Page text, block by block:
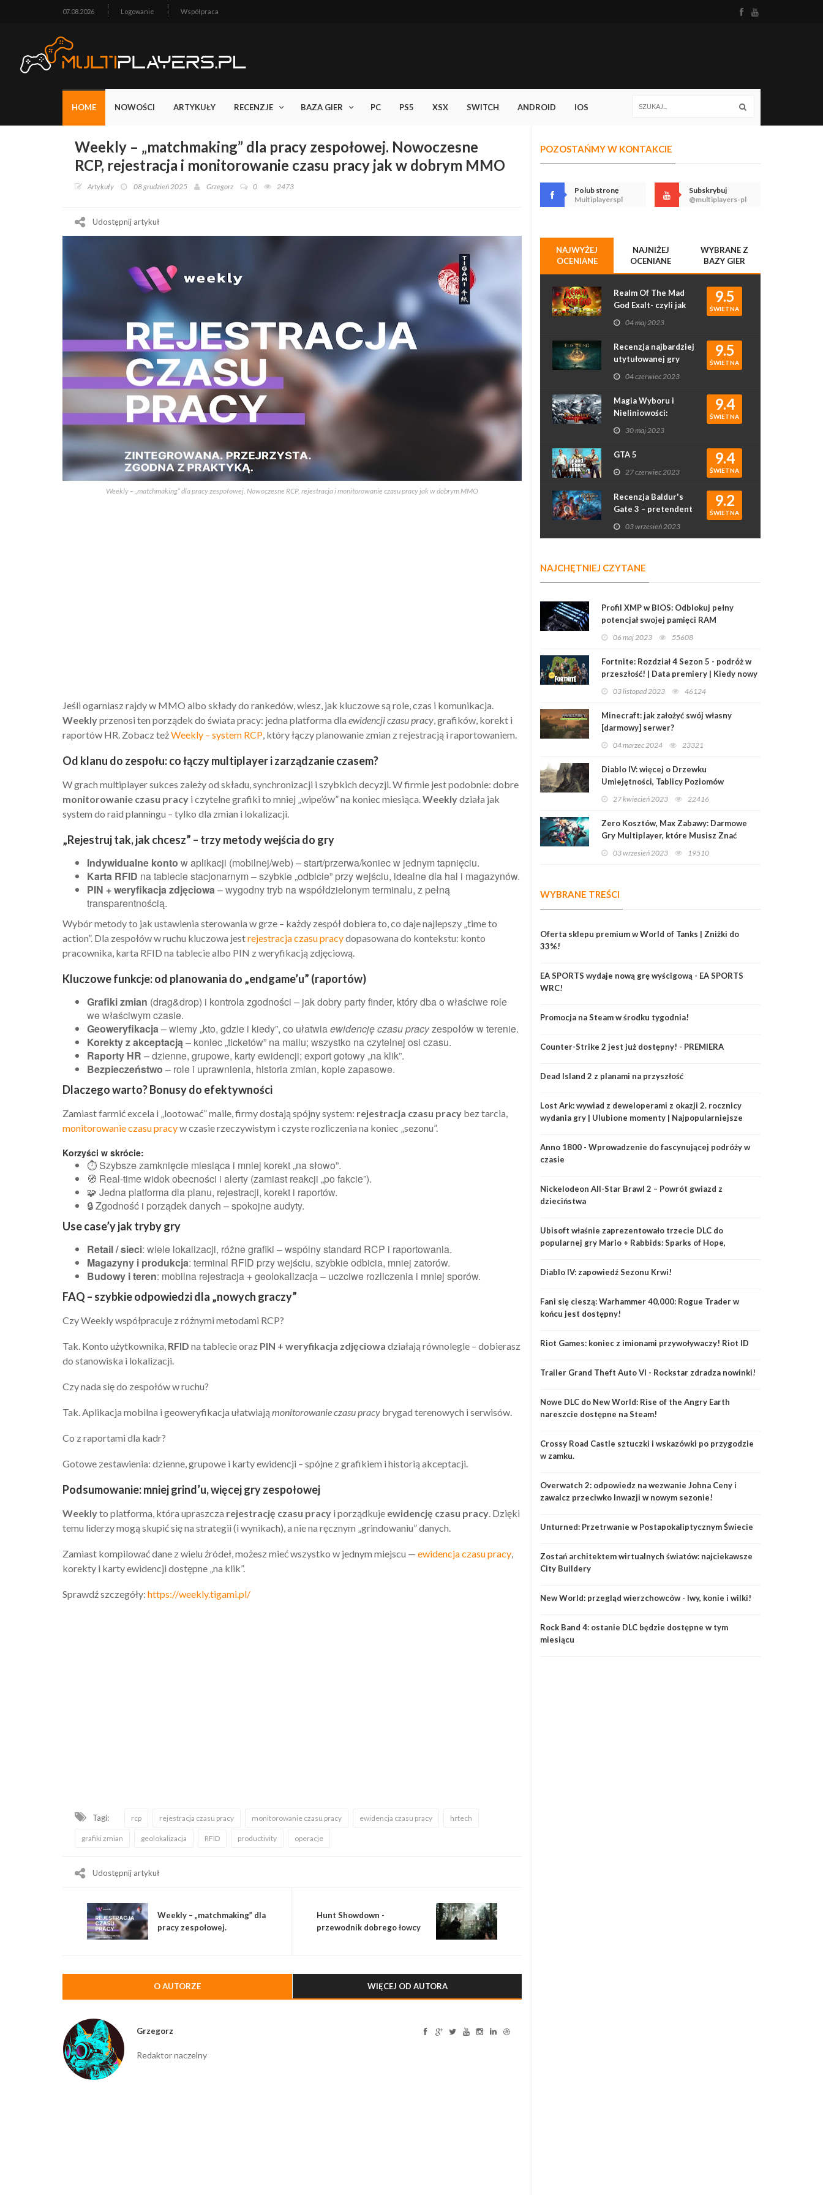
07.08.2026 Logowanie Współpraca
HOME NOWOŚCI ARTYKUŁY RECENZJE BAZA GIER PC PS5 XSX SWITCH ANDROID IOS
Weekly – „matchmaking” dla pracy zespołowej. Nowoczesne
RCP, rejestracja i monitorowanie czasu pracy jak w dobrym MMO
Artykuły 08 grudzień 2025 Grzegorz 0 2473
Udostępnij artykuł
Weekly – „matchmaking” dla pracy zespołowej. Nowoczesne RCP, rejestracja i monitorowanie czasu pracy jak w dobrym MMO
Jeśli ogarniasz rajdy w MMO albo składy do rankedów, wiesz, jak kluczowe są role, czas i komunikacja.
Weeklyprzenosi ten porządek do świata pracy: jedna platforma dla ewidencji czasu pracy , grafików, korekt i
raportów HR. Zobacz teżWeekly – system RCP , który łączy planowanie zmian z rejestracją i raportowaniem.
Od klanu do zespołu: co łączy multiplayer i zarządzanie czasem?
W grach multiplayer sukces zależy od składu, synchronizacji i szybkich decyzji. W firmie jest podobnie: dobre
monitorowanie czasu pracy i czytelne grafiki to mniej „wipe’ów” na koniec miesiąca. Weeklydziała jak
system do raid planningu – tylko dla zmian i lokalizacji.
„Rejestruj tak, jak chcesz” – trzy metody wejścia do gry
Indywidualne konto w aplikacji (mobilnej/web) – start/przerwa/koniec w jednym tapnięciu.
Karta RFID na tablecie stacjonarnym – szybkie „odbicie” przy wejściu, idealne dla hal i magazynów.
PIN + weryfikacja zdjęciowa – wygodny tryb na współdzielonym terminalu, z pełną
transparentnością.
Wybór metody to jak ustawienia sterowania w grze – każdy zespół dobiera to, co daje najlepszy „time to
action”. Dla zespołów w ruchu kluczowa jestrejestracja czasu pracydopasowana do kontekstu: konto
pracownika, karta RFID na tablecie albo PIN z weryfikacją zdjęciową.
Kluczowe funkcje: od planowania do „endgame’u” (raportów)
Grafiki zmian (drag&drop) i kontrola zgodności – jak dobry party finder, który dba o właściwe role
we właściwym czasie.
Geoweryfikacja – wiemy „kto, gdzie i kiedy”, co ułatwiaewidencję czasu pracyzespołów w terenie.
Korekty z akceptacją – koniec „ticketów” na mailu; wszystko na czytelnej osi czasu.
Raporty HR – dzienne, grupowe, karty ewidencji; export gotowy „na klik”.
Bezpieczeństwo – role i uprawnienia, historia zmian, kopie zapasowe.
Dlaczego warto? Bonusy do efektywności
Zamiast farmić excela i „lootować” maile, firmy dostają spójny system: rejestracja czasu pracy bez tarcia,
monitorowanie czasu pracyw czasie rzeczywistym i czyste rozliczenia na koniec „sezonu”.
Korzyści w skrócie:
⏱️ Szybsze zamknięcie miesiąca i mniej korekt „na słowo”.
🧭 Real-time widok obecności i alerty (zamiast reakcji „po fakcie”).
🧩 Jedna platforma dla planu, rejestracji, korekt i raportów.
🔒 Zgodność i porządek danych – spokojne audyty.
Use case’y jak tryby gry
Retail / sieci: wiele lokalizacji, różne grafiki – wspólny standard RCP i raportowania.
Magazyny i produkcja: terminal RFID przy wejściu, szybkie odbicia, mniej zatorów.
Budowy i teren: mobilna rejestracja + geolokalizacja – uczciwe rozliczenia i mniej sporów.
FAQ – szybkie odpowiedzi dla „nowych graczy”
Czy Weekly współpracuje z różnymi metodami RCP?
Tak. Konto użytkownika, RFID na tablecie oraz PIN + weryfikacja zdjęciowa działają równolegle – dobierasz
do stanowiska i lokalizacji.
Czy nada się do zespołów w ruchu?
Tak. Aplikacja mobilna i geoweryfikacja ułatwiają monitorowanie czasu pracy brygad terenowych i serwisów.
Co z raportami dla kadr?
Gotowe zestawienia: dzienne, grupowe i karty ewidencji – spójne z grafikiem i historią akceptacji.
Podsumowanie: mniej grind’u, więcej gry zespołowej
Weeklyto platforma, która upraszcza rejestrację czasu pracy i porządkuje ewidencję czasu pracy . Dzięki
temu liderzy mogą skupić się na strategii (i wynikach), a nie na ręcznym „grindowaniu” danych.
Zamiast kompilować dane z wielu źródeł, możesz mieć wszystko w jednym miejscu — ewidencja czasu pracy
korekty i karty ewidencji dostępne „na klik”.
Sprawdź szczegóły: https://weekly.tigami.pl/
Tagi: rcp rejestracja czasu pracy monitorowanie czasu pracy ewidencja czasu pracy hrtech
grafiki zmian geolokalizacja RFID productivity operacje
Udostępnij artykuł
Weekly – „matchmaking” dla
pracy zespołowej.
MMO
Hunt Showdown -
przewodnik dobrego łowcy
O AUTORZE WIĘCEJ OD AUTORA
Grzegorz
Redaktor naczelny
POZOSTAŃMY W KONTAKCIE
Polub stronę
Multiplayerspl
Subskrybuj
@multiplayers-pl
NAJWYŻEJ
OCENIANE
NAJNIŻEJ
OCENIANE
WYBRANE Z
BAZY GIER
9.5
ŚWIETNA
Realm Of The Mad
God Exalt- czyli jak
rougelike podbił
serca graczy
04 maj 2023
9.5
ŚWIETNA
Recenzja najbardziej
utytułowanej gry
2022 roku - Elden
Ring
04 czerwiec 2023
9.4
ŚWIETNA
Magia Wyboru i
Nieliniowości:
Recenzja Gry
Divinity: Original Sin
II
30 maj 2023
9.4
ŚWIETNA
GTA 5
27 czerwiec 2023
9.2
ŚWIETNA
Recenzja Baldur's
Gate 3 – pretendent
do gry roku?
03 wrzesień 2023
NAJCHĘTNIEJ CZYTANE
Profil XMP w BIOS: Odblokuj pełny
potencjał swojej pamięci RAM
06 maj 2023 55608
Fortnite: Rozdział 4 Sezon 5 - podróż w
przeszłość! | Data premiery | Kiedy nowy
03 listopad 2023 46124
Minecraft: jak założyć swój własny
[darmowy] serwer?
04 marzec 2024 23321
Diablo IV: więcej o Drzewku
Umiejętności, Tablicy Poziomów
Legendarnych
27 kwiecień 2023 22416
Zero Kosztów, Max Zabawy: Darmowe
Gry Multiplayer, które Musisz Znać
03 wrzesień 2023 19510
WYBRANE TREŚCI
Oferta sklepu premium w World of Tanks | Zniżki do
33%!
EA SPORTS wydaje nową grę wyścigową - EA SPORTS
WRC!
Promocja na Steam w środku tygodnia!
Counter-Strike 2 jest już dostępny! - PREMIERA
Dead Island 2 z planami na przyszłość
Lost Ark: wywiad z deweloperami z okazji 2. rocznicy
wydania gry | Ulubione momenty | Najpopularniejsze
Anno 1800 - Wprowadzenie do fascynującej podróży w
czasie
Nickelodeon All-Star Brawl 2 – Powrót gwiazd z
dzieciństwa
Ubisoft właśnie zaprezentowało trzecie DLC do
popularnej gry Mario + Rabbids: Sparks of Hope,
Diablo IV: zapowiedź Sezonu Krwi!
Fani się cieszą: Warhammer 40,000: Rogue Trader w
końcu jest dostępny!
Riot Games: koniec z imionami przywoływaczy! Riot ID
Trailer Grand Theft Auto VI - Rockstar zdradza nowinki!
Nowe DLC do New World: Rise of the Angry Earth
nareszcie dostępne na Steam!
Crossy Road Castle sztuczki i wskazówki po przygodzie
w zamku.
Overwatch 2: odpowiedz na wezwanie Johna Ceny i
zawalcz przeciwko Inwazji w nowym sezonie!
Unturned: Przetrwanie w Postapokaliptycznym Świecie
Zostań architektem wirtualnych światów: najciekawsze
City Buildery
New World: przegląd wierzchowców - lwy, konie i wilki!
Rock Band 4: ostanie DLC będzie dostępne w tym
miesiącu